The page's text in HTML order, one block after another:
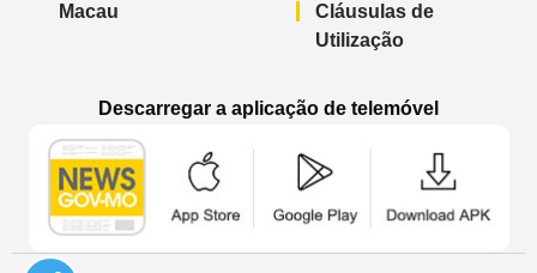
Macau
Cláusulas de
Utilização
Descarregar a aplicação de telemóvel